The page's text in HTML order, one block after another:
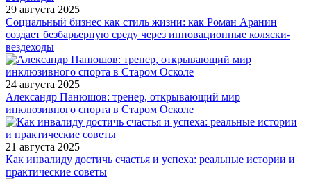
29 августа 2025
Социальный бизнес как стиль жизни: как Роман Аранин
создает безбарьерную среду через инновационные коляски-
вездеходы
24 августа 2025
Александр Панюшов: тренер, открывающий мир
инклюзивного спорта в Старом Осколе
21 августа 2025
Как инвалиду достичь счастья и успеха: реальные истории и
практические советы